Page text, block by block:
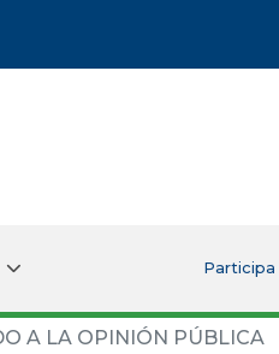
Participa
A LA OPINIÓN PÚBLICA